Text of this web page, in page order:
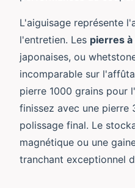
L'aiguisage représente
l'entretien. Les pierres
japonaises, ou
incomparable sur
pierre 1000 grains pour
finissez avec une
polissage final. Le
magnétique ou une
tranchant exceptionnel